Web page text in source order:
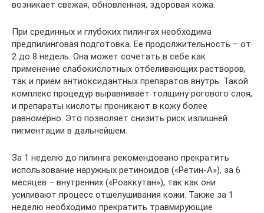
возникает свежая, обновленная, здоровая кожа.
При срединных и глубоких пилингах необходима
предпилинговая подготовка. Ее продолжительность – от
2 до 8 недель. Она может сочетать в себе как
применение слабокислотных отбеливающих растворов,
так и прием антиоксидантных препаратов внутрь. Такой
комплекс процедур выравнивает толщину рогового слоя,
и препараты кислоты проникают в кожу более
равномерно. Это позволяет снизить риск излишней
пигментации в дальнейшем.
За 1 неделю до пилинга рекомендовано прекратить
использование наружных ретиноидов («Ретин-А»), за 6
месяцев – внутренних («Роаккутан»), так как они
усиливают процесс отшелушивания кожи. Также за 1
неделю необходимо прекратить травмирующие